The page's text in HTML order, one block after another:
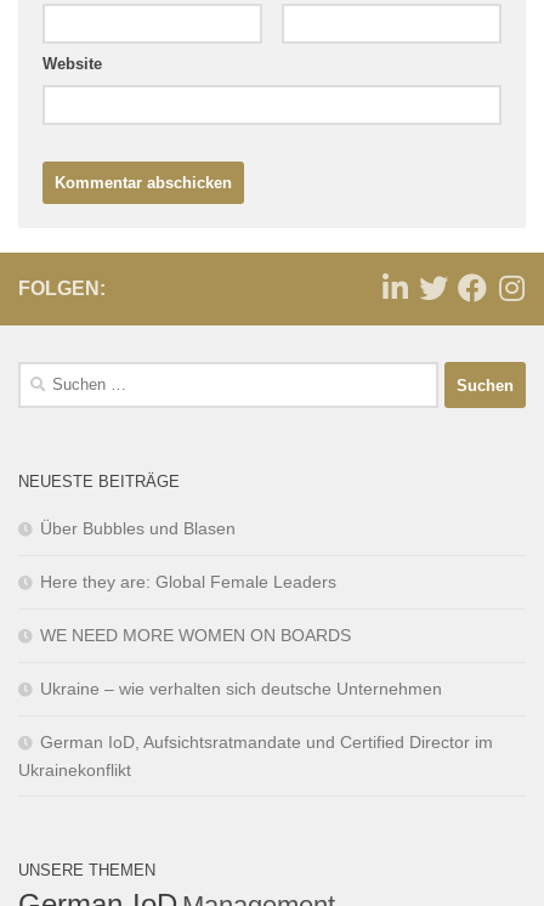
Website
FOLGEN:
NEUESTE BEITRÄGE
Über Bubbles und Blasen
Here they are: Global Female Leaders
WE NEED MORE WOMEN ON BOARDS
Ukraine – wie verhalten sich deutsche Unternehmen
German IoD, Aufsichtsratmandate und Certified Director im
Ukrainekonflikt
UNSERE THEMEN